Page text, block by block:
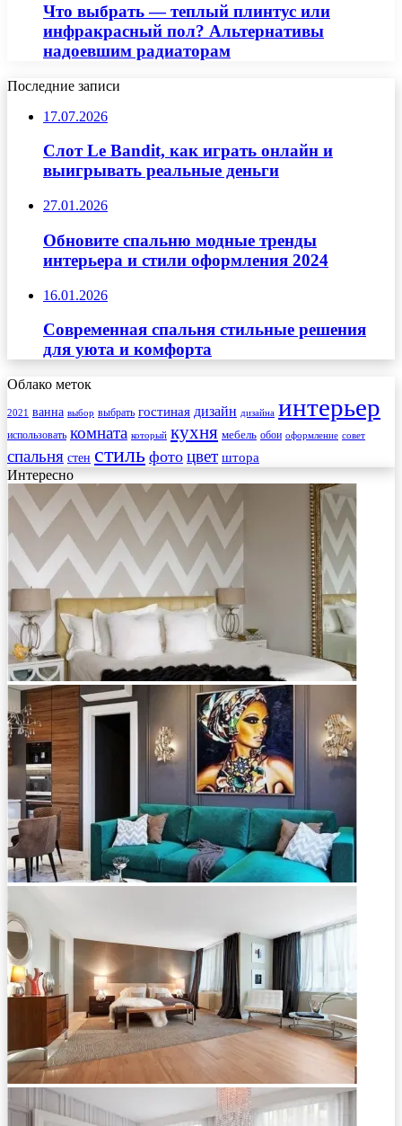
Что выбрать — теплый плинтус или
инфракрасный пол? Альтернативы
надоевшим радиаторам
Последние записи
17.07.2026
Слот Le Bandit, как играть онлайн и
выигрывать реальные деньги
27.01.2026
Обновите спальню модные тренды
интерьера и стили оформления 2024
16.01.2026
Современная спальня стильные решения
для уюта и комфорта
Облако меток
2021 ванна выбор выбрать гостиная дизайн дизайна интерьер
использовать комната который кухня мебель обои оформление совет
спальня стен стиль фото цвет штора
Интересно